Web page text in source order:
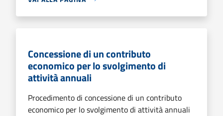
Concessione di un contributo
economico per lo svolgimento di
attività annuali
Procedimento di concessione di un contributo
economico per lo svolgimento di attività annuali